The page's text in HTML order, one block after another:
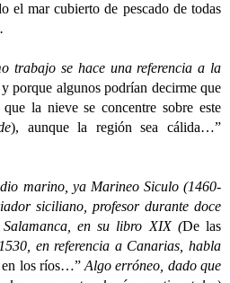
el mar cubierto de pescado de todas
se hace una referencia a la
porque algunos podrían decirme que
la nieve se concentre sobre este
), aunque la región sea cálida…”
ya Marineo Siculo (1460-
siciliano, profesor durante doce
en su libro XIX (De las
en referencia a Canarias, habla
en los ríos…”Algo erróneo, dado que